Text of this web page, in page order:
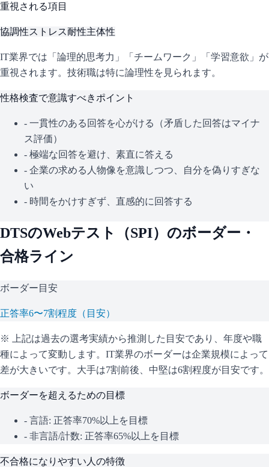
重視される項目
協調性ストレス耐性主体性
IT業界では「論理的思考力」「チームワーク」「学習意欲」が
重視されます。技術職は特に論理性を見られます。
性格検査で意識すべきポイント
- 一貫性のある回答を心がける（矛盾した回答はマイナ
ス評価）
- 極端な回答を避け、素直に答える
- 企業の求める人物像を意識しつつ、自分を偽りすぎな
い
- 時間をかけすぎず、直感的に回答する
DTSのWebテスト（SPI）のボーダー・
合格ライン
ボーダー目安
正答率6〜7割程度（目安）
※ 上記は過去の選考実績から推測した目安であり、年度や職
種によって変動します。 IT業界のボーダーは企業規模によって
差が大きいです。大手は7割前後、中堅は6割程度が目安です。
ボーダーを超えるための目標
- 言語: 正答率70%以上を目標
- 非言語/計数: 正答率65%以上を目標
不合格になりやすい人の特徴